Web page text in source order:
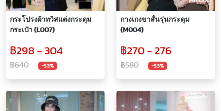
กระโปรงผ้าทวิสแต่งกระดุม
กระเป๋า (L007)
฿298 - 304
฿640 -53%
กางเกงขาสั้นรุ่นกระดุม
(M004)
฿270 - 276
฿580 -53%